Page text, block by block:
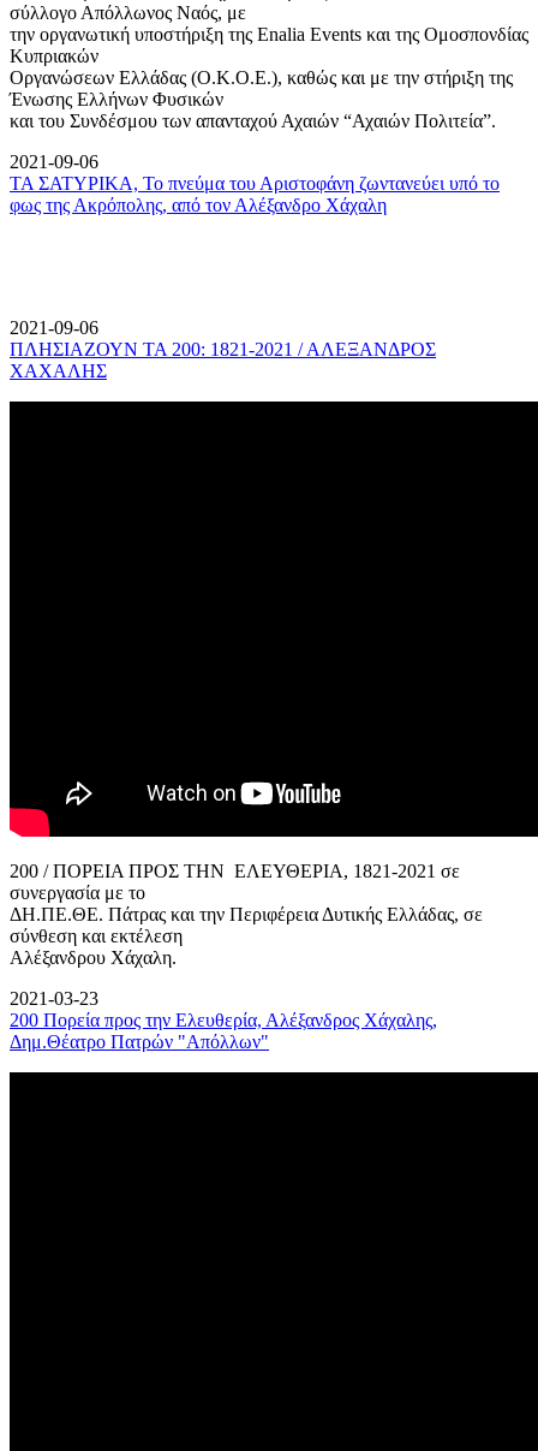
σύλλογο Απόλλωνος Ναός, με
την οργανωτική υποστήριξη της Enalia Events και της Ομοσπονδίας
Κυπριακών
Οργανώσεων Ελλάδας (Ο.Κ.Ο.Ε.), καθώς και με την στήριξη της
Ένωσης Ελλήνων Φυσικών
και του Συνδέσμου των απανταχού Αχαιών “Αχαιών Πολιτεία”.
2021-09-06
ΤΑ ΣΑΤΥΡΙΚΑ, Το πνεύμα του Αριστοφάνη ζωντανεύει υπό το
φως της Ακρόπολης, από τον Αλέξανδρο Χάχαλη
2021-09-06
ΠΛΗΣΙΑΖΟΥΝ ΤΑ 200: 1821-2021 / ΑΛΕΞΑΝΔΡΟΣ
ΧΑΧΑΛΗΣ
200 / ΠΟΡΕΙΑ ΠΡΟΣ ΤΗΝ ΕΛΕΥΘΕΡΙΑ, 1821-2021 σε
συνεργασία με το
ΔΗ.ΠΕ.ΘΕ. Πάτρας και την Περιφέρεια Δυτικής Ελλάδας, σε
σύνθεση και εκτέλεση
Αλέξανδρου Χάχαλη.
2021-03-23
200 Πορεία προς την Ελευθερία, Αλέξανδρος Χάχαλης,
Δημ.Θέατρο Πατρών "Απόλλων"